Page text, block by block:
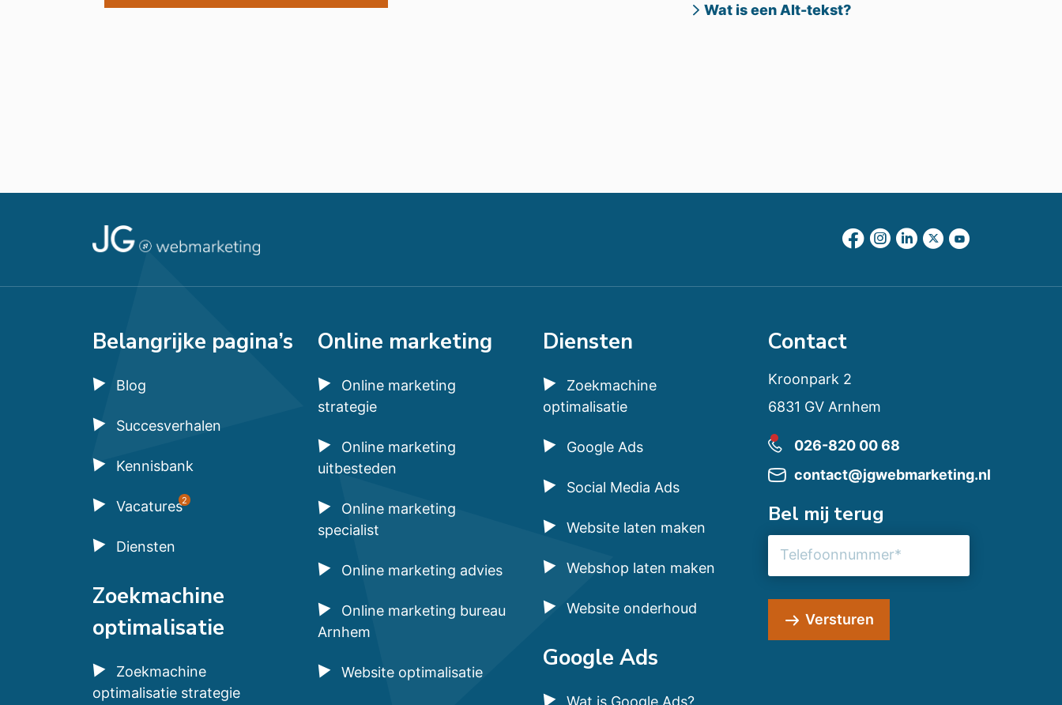
Wat is een Alt-tekst?
Belangrijke pagina’s
Blog
Succesverhalen
Kennisbank
Vacatures2
Diensten
Zoekmachine
optimalisatie
Zoekmachine
optimalisatie strategie
Online marketing
Online marketing
strategie
Online marketing
uitbesteden
Online marketing
specialist
Online marketing advies
Online marketing bureau
Arnhem
Website optimalisatie
Diensten
Zoekmachine
optimalisatie
Google Ads
Social Media Ads
Website laten maken
Webshop laten maken
Website onderhoud
Google Ads
Wat is Google Ads?
Contact
Kroonpark 2
6831 GV Arnhem
026-820 00 68
contact@jgwebmarketing.nl
Bel mij terug
Versturen